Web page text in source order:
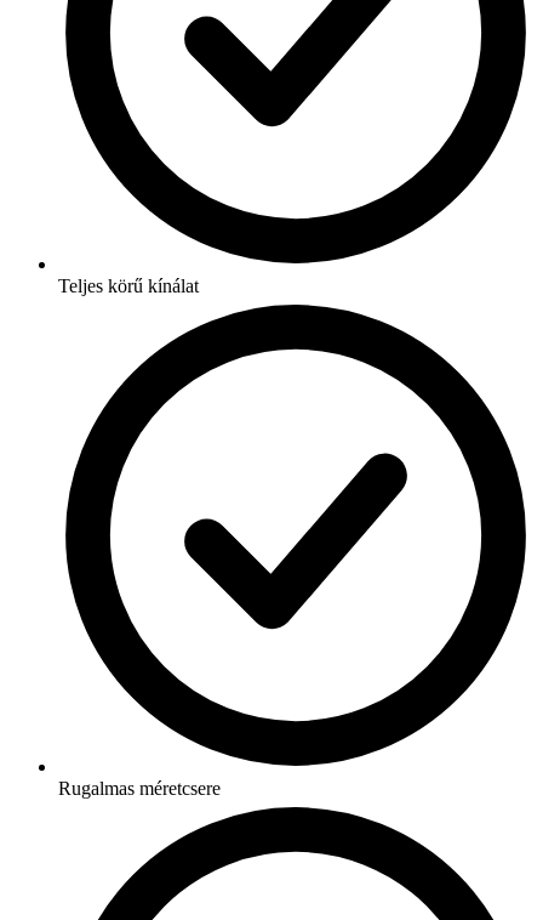
Teljes körű kínálat
Rugalmas méretcsere